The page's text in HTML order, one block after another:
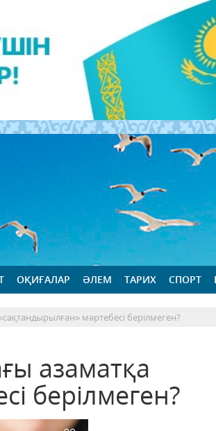
ОҚИҒАЛАР ӘЛЕМ ТАРИХ СПОРТ
мәртебесі берілмеген?
азаматқа
берілмеген?